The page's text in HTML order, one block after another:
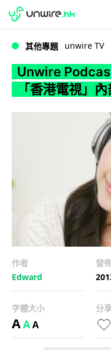
WWDC 2026
其他專題 unwire TV
Unwire
「香港電視」
作者
Edward
發
字體大小
AAA
分